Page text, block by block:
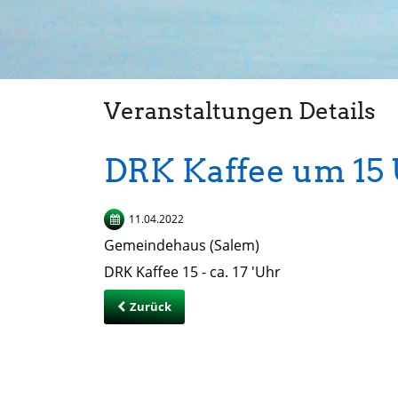
Veranstaltungen Details
DRK Kaffee um 15
11.04.2022
Gemeindehaus (Salem)
DRK Kaffee 15 - ca. 17 'Uhr
Zurück